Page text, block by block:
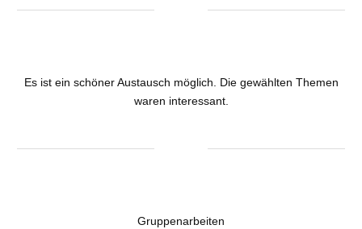
Es ist ein schöner Austausch möglich. Die gewählten Themen
waren interessant.
Gruppenarbeiten